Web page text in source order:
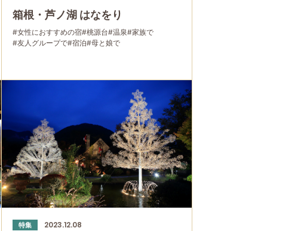
箱根・芦ノ湖 はなをり
#女性におすすめの宿#桃源台#温泉#家族で
#友人グループで#宿泊#母と娘で
特集 2023.12.08